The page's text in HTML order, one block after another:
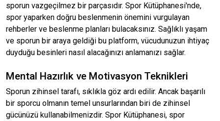
sporun vazgeçilmez bir parçasıdır. Spor Kütüphanesi'nde,
spor yaparken doğru beslenmenin önemini vurgulayan
rehberler ve beslenme planları bulacaksınız. Sağlıklı yaşam
ve sporun bir araya geldiği bu platform, vücudunuzun ihtiyaç
duyduğu besinleri nasıl alacağınızı anlamanızı sağlar.
Mental Hazırlık ve Motivasyon Teknikleri
Sporun zihinsel tarafı, sıklıkla göz ardı edilir. Ancak başarılı
bir sporcu olmanın temel unsurlarından biri de zihinsel
gücünüzü kullanabilmenizdir. Spor Kütüphanesi, spor